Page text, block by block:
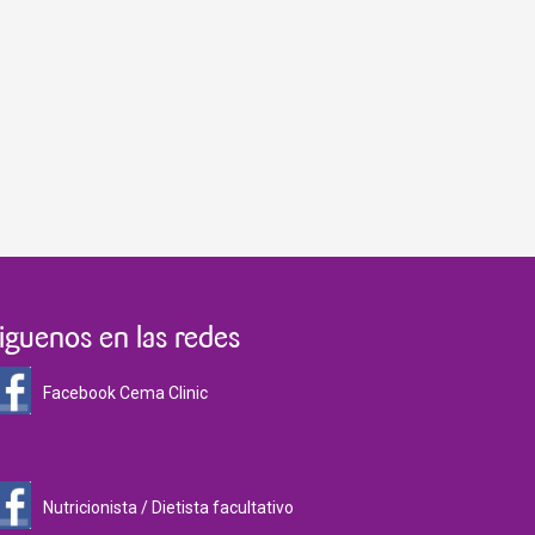
en las redes
Facebook Cema Clinic
Nutricionista / Dietista facultativo